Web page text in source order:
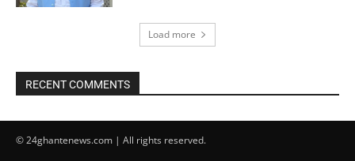
Load more
RECENT COMMENTS
© 24ghantenews.com | All rights reserved.